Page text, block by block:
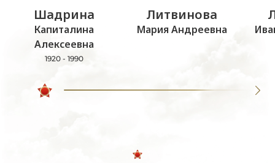
Шадрина
Капиталина
Алексеевна
1920 - 1990
Литвинова
Мария Андреевна